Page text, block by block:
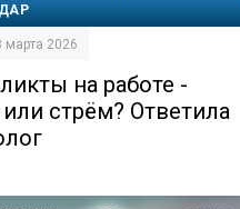
марта 2026
на работе -
стрём? Ответила